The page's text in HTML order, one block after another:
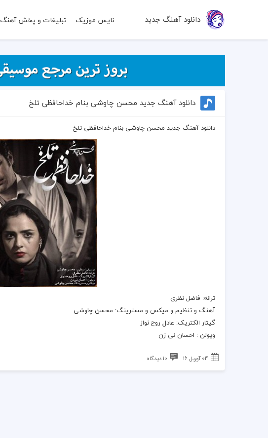
دانلود آهنگ جدید نایس موزیک تبلیغات و پخش آهنگ
دانلود آهنگ جدید محسن چاوشی بنام خداحافظی تلخ
دانلود آهنگ جدید محسن چاوشی بنام خداحافظی تلخ
ترانه: فاضل نظری
آهنگ و تنظیم و میکس و مسترینگ: محسن چاوشی
گیتار الکتریک: عادل روح نواز
ویولن : احسان نى زن
04 آوریل 16 10 دیدگاه